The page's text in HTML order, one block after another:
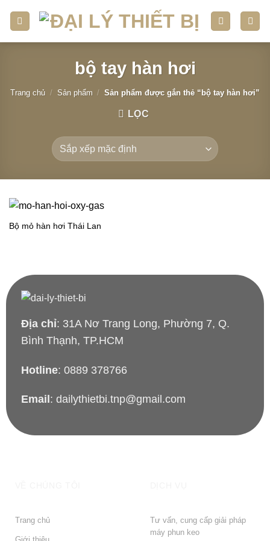
bộ tay hàn hơi
Trang chủ / Sản phẩm / Sản phẩm được gắn thẻ “bộ tay hàn hơi”
LỌC
Bộ mỏ hàn hơi Thái Lan
Địa chỉ: 31A Nơ Trang Long, Phường 7, Q.
Bình Thạnh, TP.HCM
Hotline: 0889 378766
Email : dailythietbi.tnp@gmail.com
Trang chủ
Tư vấn, cung cấp giải pháp
máy phun keo